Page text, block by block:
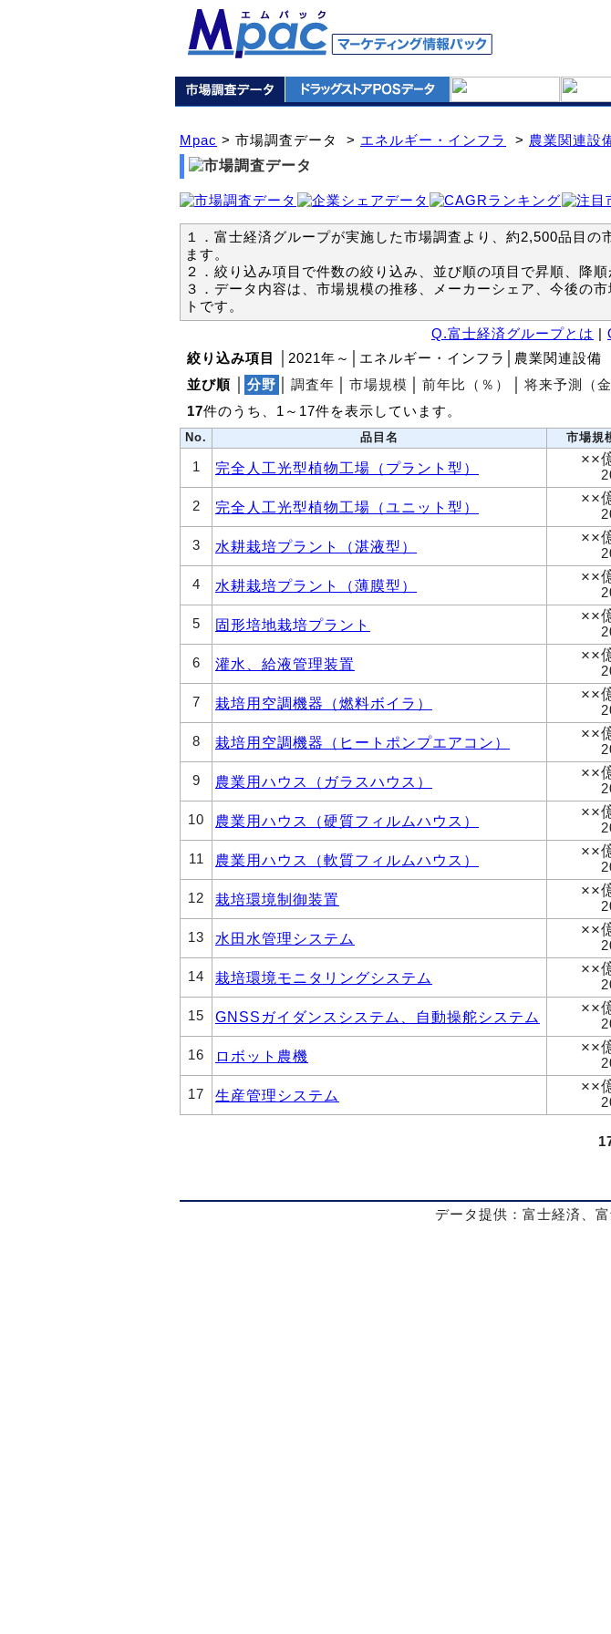
Mpac > 市場調査データ > エネルギー・インフラ > 農業関連設
１．富士経済グループが実施した市場調査より、約2,500品目の
ます。
２．絞り込み項目で件数の絞り込み、並び順の項目で昇順、降順
３．データ内容は、市場規模の推移、メーカーシェア、今後の
トです。
Q.富士経済グループとは
絞り込み項目
│2021年～│エネルギー・インフラ│農業関連設備
並び順
分野 調査年 市場規模 前年比（％） 将来予測（金
17件のうち、1～17件を表示しています。
No. 品目名 市場規
1 完全人工光型植物工場（プラント型） ××
2 完全人工光型植物工場（ユニット型） ××
3 水耕栽培プラント（湛液型） ××
4 水耕栽培プラント（薄膜型） ××
5 固形培地栽培プラント ××
6 灌水、給液管理装置 ××
7 栽培用空調機器（燃料ボイラ） ××
8 栽培用空調機器（ヒートポンプエアコン） ××
9 農業用ハウス（ガラスハウス） ××
10 農業用ハウス（硬質フィルムハウス） ××
11 農業用ハウス（軟質フィルムハウス） ××
12 栽培環境制御装置 ××
13 水田水管理システム ××
14 栽培環境モニタリングシステム ××
15 GNSSガイダンスシステム、自動操舵システム ××
16 ロボット農機 ××
17 生産管理システム ××
データ提供：富士経済、